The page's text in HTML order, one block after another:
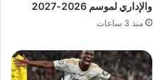
والإداري لموسم 2026-2027
منذ 3 ساعات